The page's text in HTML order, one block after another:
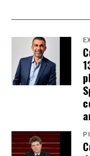
operațiuni de
Avertismentele
asupra fanilor și
specialiștii atrag
inclusiv atunci
industria
Atacurile sunt
evenimentelor